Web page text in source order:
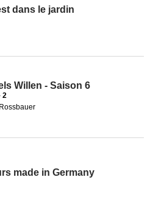
dans le jardin
Willen - Saison 6
2
made in Germany